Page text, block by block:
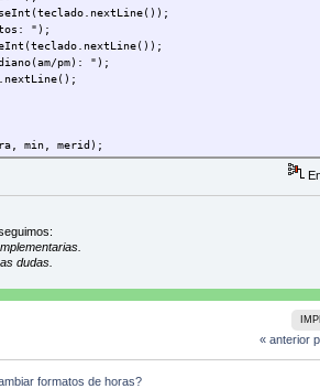
");
pm): ");
min, merid);
horas, int minutos, String
{
0; //Son las 00 horas
dudas.
« anterior
formatos de horas?